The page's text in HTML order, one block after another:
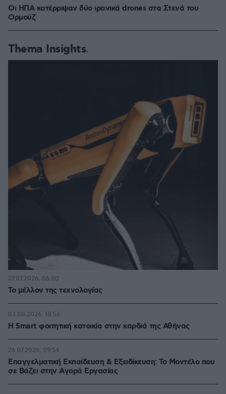
Οι ΗΠΑ κατέρριψαν δύο ιρανικά drones στα Στενά του
Ορμούζ
Thema Insights
Το μέλλον της τεχνολογίας
27.07.2026, 06:00
Η Smart φοιτητική κατοικία στην καρδιά της Αθήνας
03.08.2026, 10:56
Επαγγελματική Εκπαίδευση & Εξειδίκευση: Το Mοντέλο που
σε Bάζει στην Aγορά Eργασίας
26.07.2026, 09:54